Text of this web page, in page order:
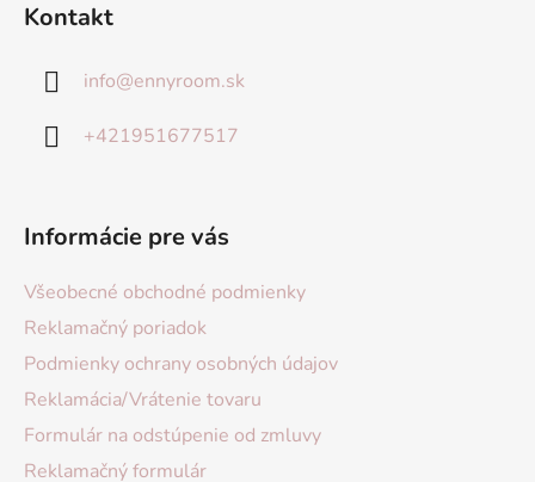
Kontakt
info@ennyroom.sk
+421951677517
Informácie pre vás
Všeobecné obchodné podmienky
Reklamačný poriadok
Podmienky ochrany osobných údajov
Reklamácia/Vrátenie tovaru
Formulár na odstúpenie od zmluvy
Reklamačný formulár